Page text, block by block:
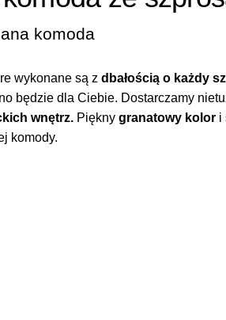
komoda
wykonane są z dbałością o każdy
będzie dla Ciebie. Dostarczamy
wnętrz. Piękny granatowy kolor i
komody.